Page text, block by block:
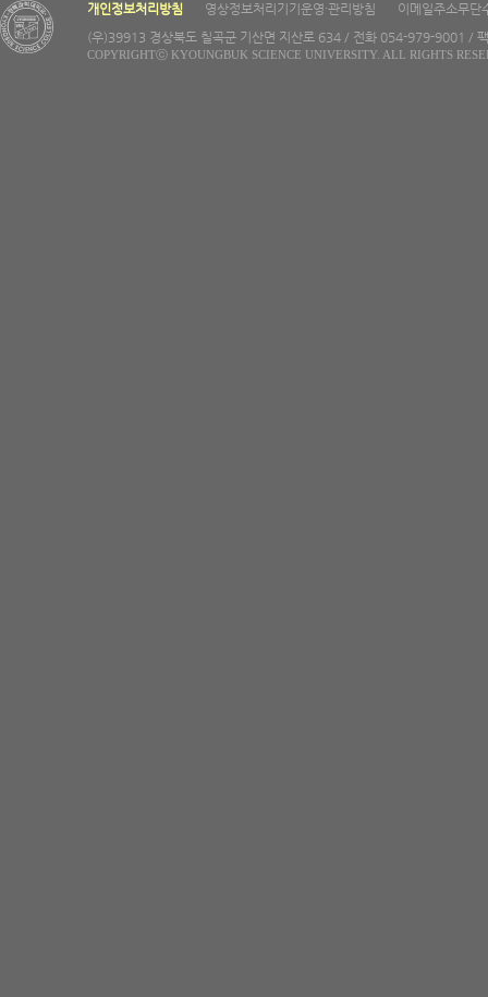
개인정보처리방침 영상정보처리기기운영·관리방침
이메일주소무단
(우)39913 경상북도 칠곡군 기산면 지산로 634 / 전화 054-979-9001 /
COPYRIGHTⓒ KYOUNGBUK SCIENCE UNIVERSITY. ALL RIGHTS